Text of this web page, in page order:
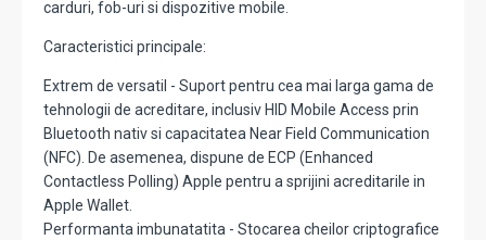
carduri, fob-uri si dispozitive mobile.
Caracteristici principale:
Extrem de versatil - Suport pentru cea mai larga gama de
tehnologii de acreditare, inclusiv HID Mobile Access prin
Bluetooth nativ si capacitatea Near Field Communication
(NFC). De asemenea, dispune de ECP (Enhanced
Contactless Polling) Apple pentru a sprijini acreditarile in
Apple Wallet.
Performanta imbunatatita - Stocarea cheilor criptografice